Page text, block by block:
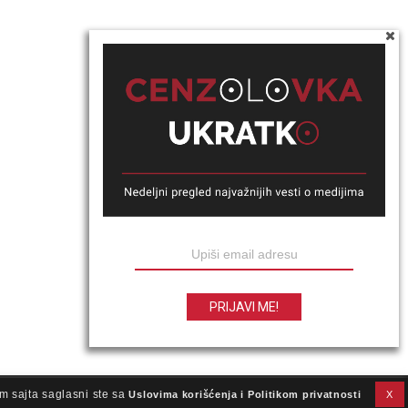
sajta saglasni ste saUslovima korišćenja i Politikom privatnosti X